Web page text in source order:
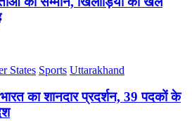
States Sports Uttarakhand
का शानदार प्रदर्शन, 39 पदकों के